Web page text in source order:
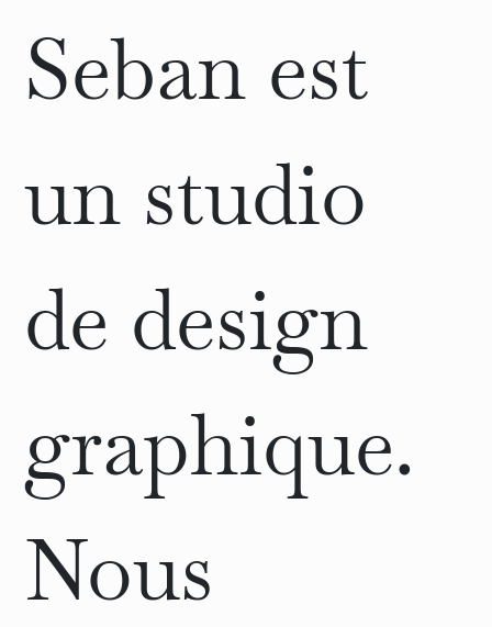
Seban est
un studio
de design
graphique.
Nous